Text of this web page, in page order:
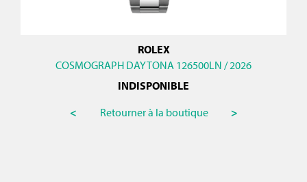
ROLEX
COSMOGRAPH DAYTONA 126500LN / 2026
INDISPONIBLE
<
Retourner à la boutique >